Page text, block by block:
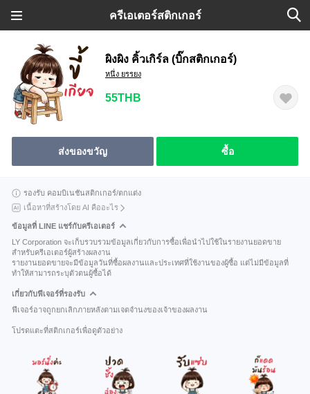
ครีเอเตอร์สติกเกอร์
ผิงผิง คิ้วเกิร์ล (บิ๊กสติกเกอร์)
หนึ่ง ยรรยง
55THB
ส่งของขวัญ ซื้อ
รองรับ คอมบิเนชันสติกเกอร์/ตกแต่ง
เนื้อหาที่สร้างโดย AI คืออะไร
ข้อมูลที่ LINE แชร์กับครีเอเตอร์
LY Corporation จะเก็บรวบรวมข้อมูลเกี่ยวกับการซื้อเพื่อนำไปใช้ในรายงานยอดขาย
สำหรับครีเอเตอร์ผู้สร้างผลงาน
รายงานยอดขายจะมีข้อมูลวันที่ซื้อผลงานและประเทศที่ใช้งานของผู้ซื้อ แต่ไม่มีข้อมูลที่
ทำให้สามารถระบุตัวตนผู้ซื้อได้
เกี่ยวกับฟีเจอร์ที่รองรับ
ฟีเจอร์อาจถูกยกเลิกภายหลังตามเจตจำนงของเจ้าของผลงาน
โปรดแตะที่สติกเกอร์เพื่อดูตัวอย่าง